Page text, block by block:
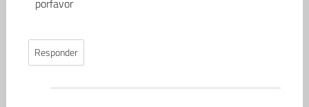
porfavor
Responder